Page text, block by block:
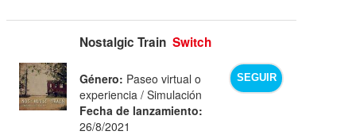
Nostalgic Train Switch
SEGUIR
Género: Paseo virtual o
experiencia / Simulación
Fecha de lanzamiento:
26/8/2021